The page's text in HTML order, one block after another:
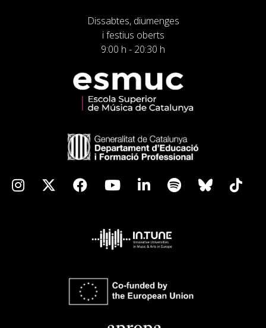
Dissabtes, diumenges
i festius oberts
9:00 h - 20:30 h